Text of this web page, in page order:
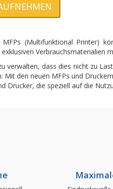
(Multifunktional Printer)
Verbrauchsmaterialien
verwalten, dass dies nicht zu
Mit den neuen MFPs und
Drucker, die speziell auf die